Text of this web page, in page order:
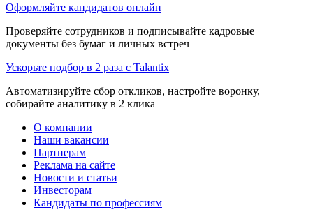
Оформляйте кандидатов онлайн
Проверяйте сотрудников и подписывайте кадровые
документы без бумаг и личных встреч
Ускорьте подбор в 2 раза с Talantix
Автоматизируйте сбор откликов, настройте воронку,
собирайте аналитику в 2 клика
О компании
Наши вакансии
Партнерам
Реклама на сайте
Новости и статьи
Инвесторам
Кандидаты по профессиям